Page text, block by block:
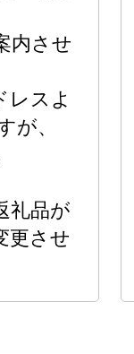
内させ
レスよ
が、
礼品が
更させ